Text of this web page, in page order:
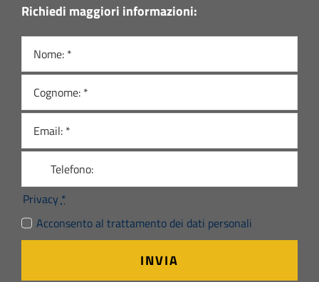
Richiedi maggiori informazioni:
Privacy *
Acconsento al trattamento dei dati personali
INVIA